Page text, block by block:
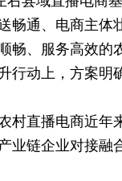
畅通、电商主
畅、服务高效的
行动上，方案明
村直播电商近年
业链企业对接